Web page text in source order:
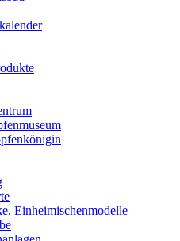
Einheimischenmodelle